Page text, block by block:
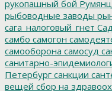
рукопашный бой
рыбоводные заводы
сага_налоговый_гнет
самбо самогон
самооборона самосуд
санитарно-
Петербург санкции
вещей сбор на